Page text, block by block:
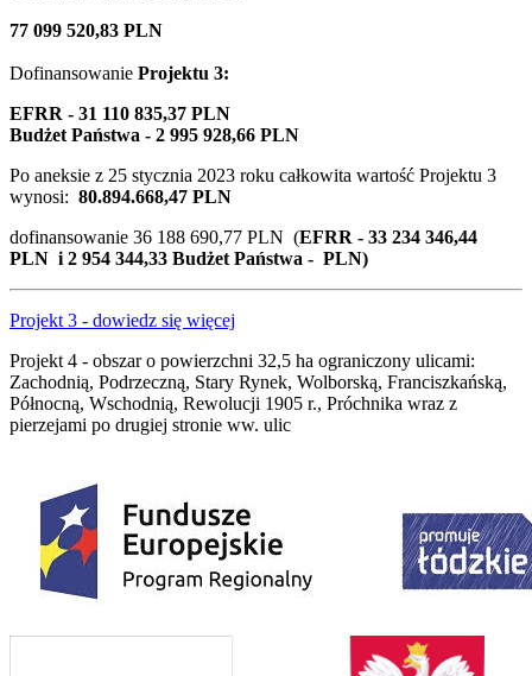
77 099 520,83 PLN
Dofinansowanie Projektu 3:
EFRR - 31 110 835,37 PLN
Budżet Państwa - 2 995 928,66 PLN
Po aneksie z 25 stycznia 2023 roku całkowita wartość Projektu 3
wynosi: 80.894.668,47 PLN
dofinansowanie 36 188 690,77 PLN (EFRR - 33 234 346,44
PLN i 2 954 344,33 Budżet Państwa - PLN)
Projekt 3 - dowiedz się więcej
Projekt 4 - obszar o powierzchni 32,5 ha ograniczony ulicami:
Zachodnią, Podrzeczną, Stary Rynek, Wolborską, Franciszkańską,
Północną, Wschodnią, Rewolucji 1905 r., Próchnika wraz z
pierzejami po drugiej stronie ww. ulic